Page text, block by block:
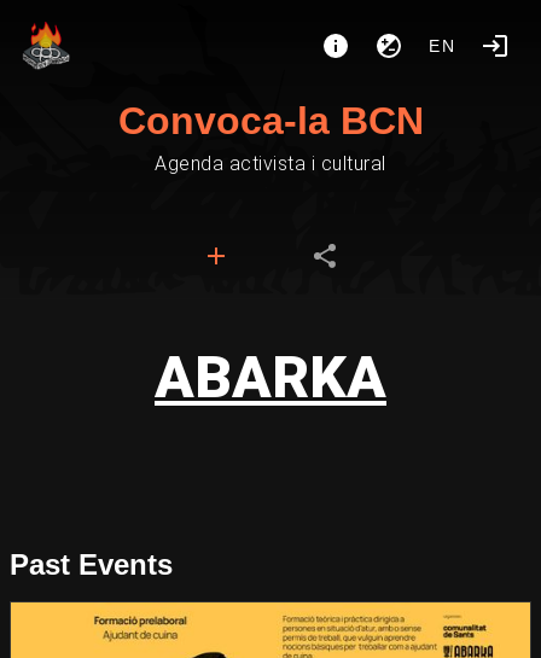
EN
Convoca-la BCN
Agenda activista i cultural
ABARKA
Past Events